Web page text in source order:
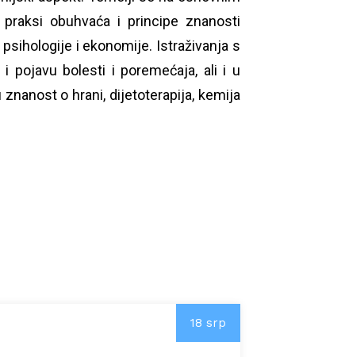
praksi obuhvaća i principe znanosti
i ekonomije. Istraživanja s
pojavu bolesti i poremećaja, ali i u
o hrani, dijetoterapija, kemija
18 srp